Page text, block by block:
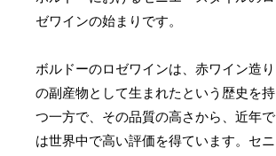
ゼワインの始まりです。
ボルドーのロゼワインは、赤ワイン造り
の副産物として生まれたという歴史を持
つ一方で、その品質の高さから、近年で
は世界中で高い評価を得ています。セニ